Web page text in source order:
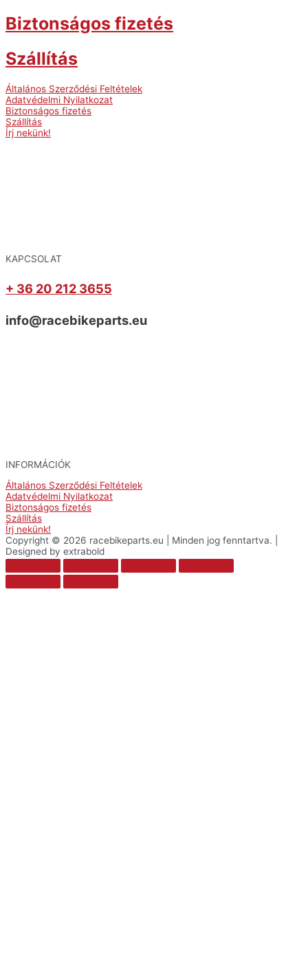
Biztonságos fizetés
Szállítás
Általános Szerződési Feltételek
Adatvédelmi Nyilatkozat
Biztonságos fizetés
Szállítás
Írj nekünk!
KAPCSOLAT
+ 36 20 212 3655
info@racebikeparts.eu
INFORMÁCIÓK
Általános Szerződési Feltételek
Adatvédelmi Nyilatkozat
Biztonságos fizetés
Szállítás
Írj nekünk!
Copyright © 2026 racebikeparts.eu | Minden jog fenntartva. |
Designed by extrabold